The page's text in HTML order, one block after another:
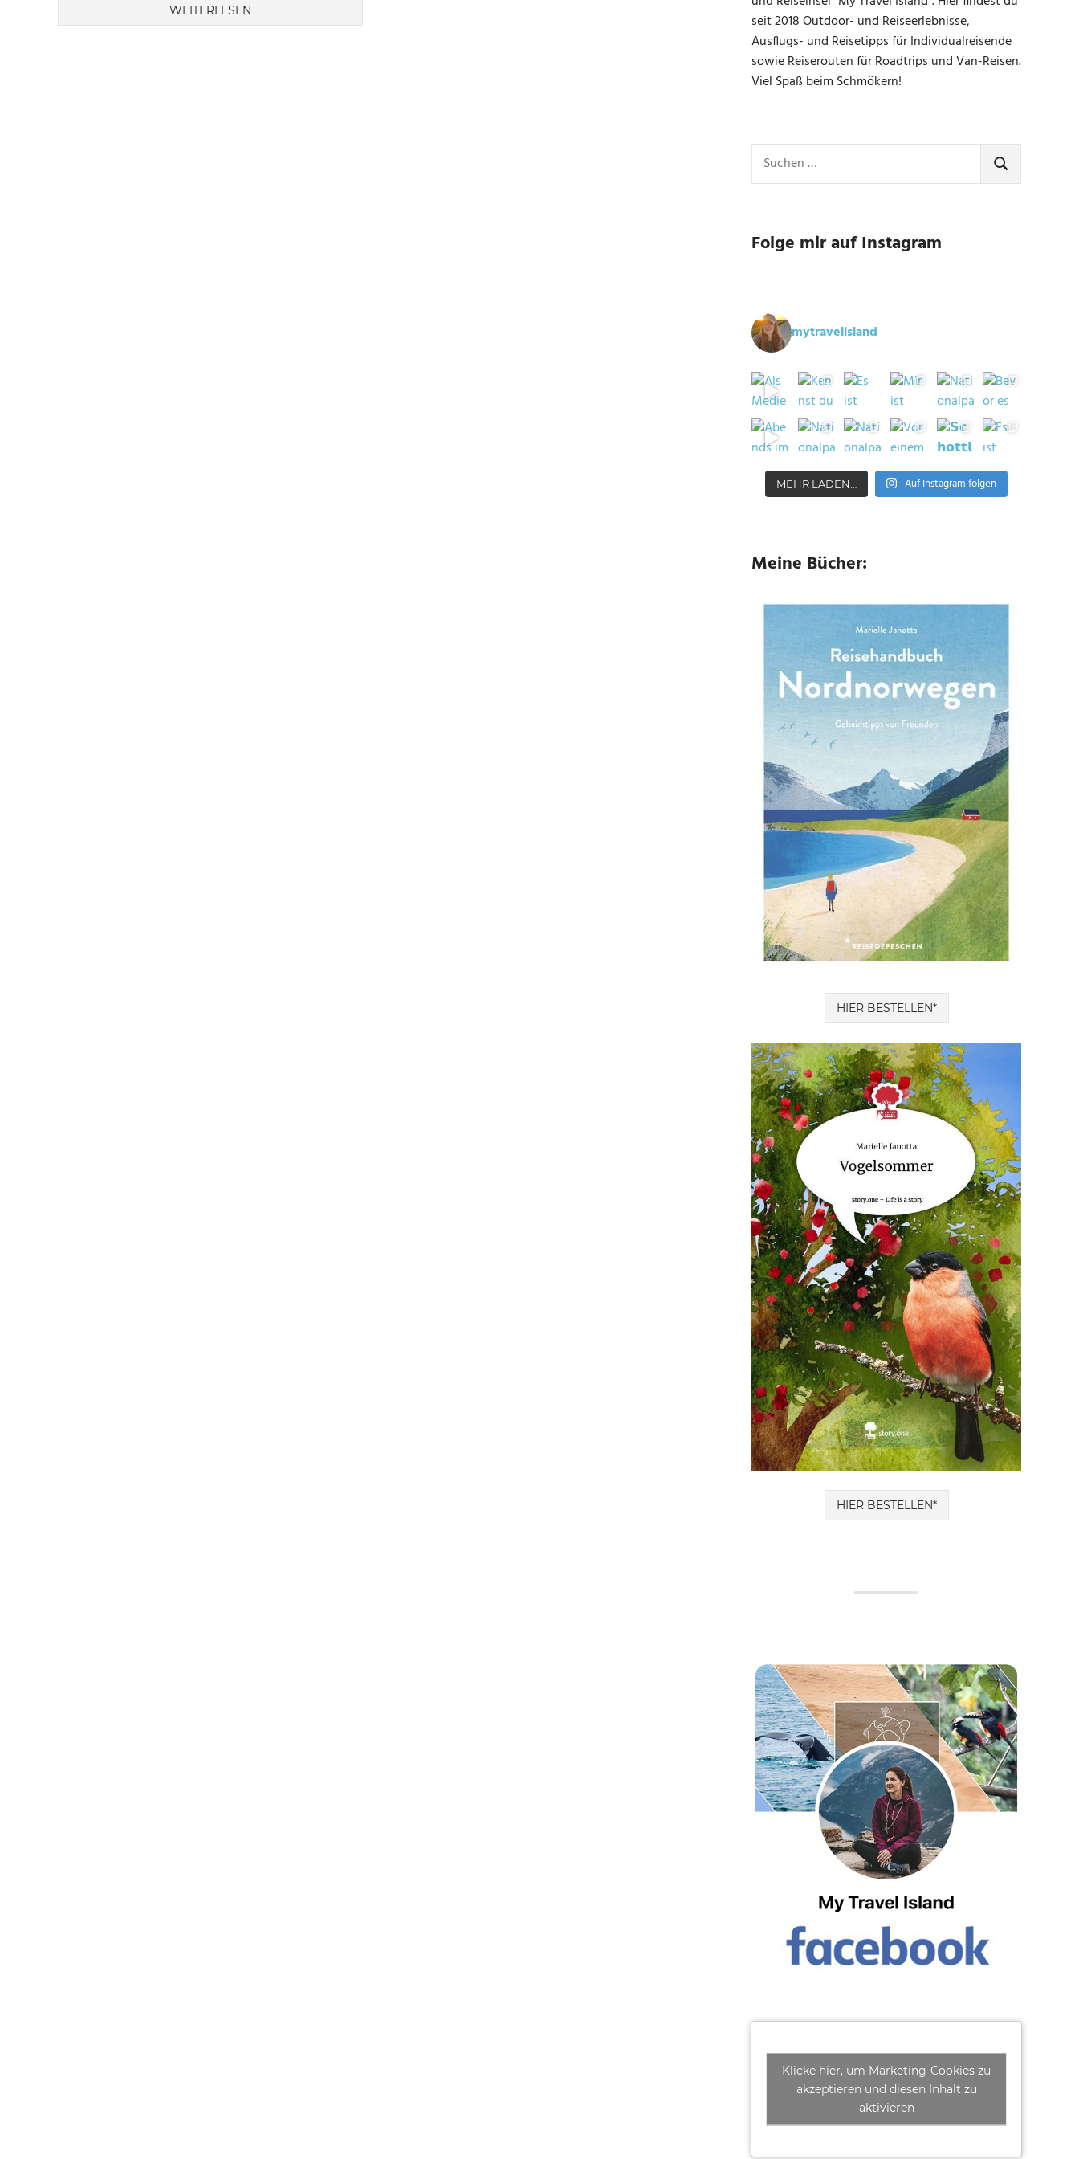
WEITERLESEN
seit 2018 Outdoor- und Reiseerlebnisse,
Ausflugs- und Reisetipps für Individualreisende
sowie Reiserouten für Roadtrips und Van-Reisen.
Viel Spaß beim Schmökern!
nach:
SUCHEN
Folge mir auf Instagram
mytravelisland
MEHR LADEN… Auf Instagram folgen
Meine Bücher:
HIER BESTELLEN*
HIER BESTELLEN*
Klicke hier, um Marketing-Cookies zu
akzeptieren und diesen Inhalt zu
aktivieren